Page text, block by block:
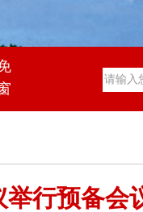
行预备会